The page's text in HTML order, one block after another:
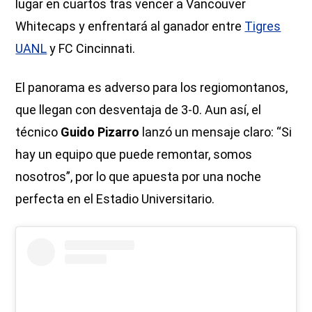
lugar en cuartos tras vencer a Vancouver
Whitecaps y enfrentará al ganador entre Tigres
UANLy FC Cincinnati.
El panorama es adverso para los regiomontanos,
que llegan con desventaja de 3-0. Aun así, el
técnico Guido Pizarro lanzó un mensaje claro: “Si
hay un equipo que puede remontar, somos
nosotros”, por lo que apuesta por una noche
perfecta en el Estadio Universitario.